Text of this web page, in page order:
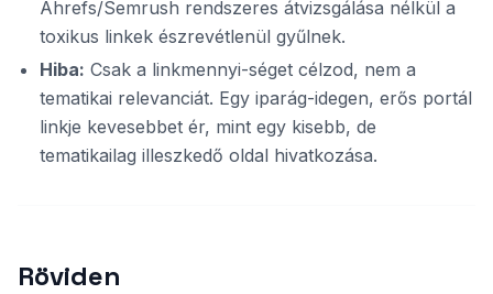
Ahrefs/Semrush rendszeres átvizsgálása nélkül a
toxikus linkek észrevétlenül gyűlnek.
Hiba: Csak a linkmennyi-séget célzod, nem a
tematikai relevanciát. Egy iparág-idegen, erős portál
linkje kevesebbet ér, mint egy kisebb, de
tematikailag illeszkedő oldal hivatkozása.
Röviden